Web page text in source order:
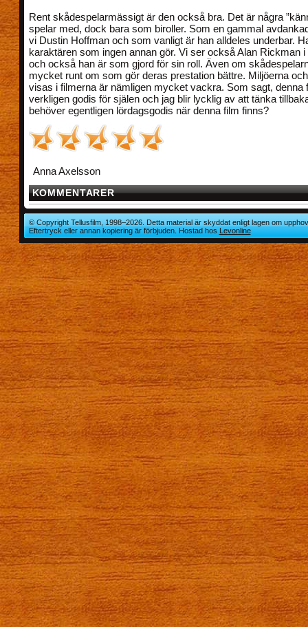
Rent skådespelarmässigt är den också bra. Det är några
spelar med, dock bara som biroller. Som en gammal
vi Dustin Hoffman och som vanligt är han alldeles underbar.
karaktären som ingen annan gör. Vi ser också Alan Rickman i
och också han är som gjord för sin roll. Även om
mycket runt om som gör deras prestation bättre. Miljöerna
visas i filmerna är nämligen mycket vackra. Som sagt, denna
verkligen godis för själen och jag blir lycklig av att tänka
behöver egentligen lördagsgodis när denna film finns?
Anna Axelsson
KOMMENTARER
© Copyright Tellusfilm, 1998–2026. Detta material är skyddat enligt lagen om
Eftertryck eller annan kopiering är förbjuden. Hostad hosLevonline